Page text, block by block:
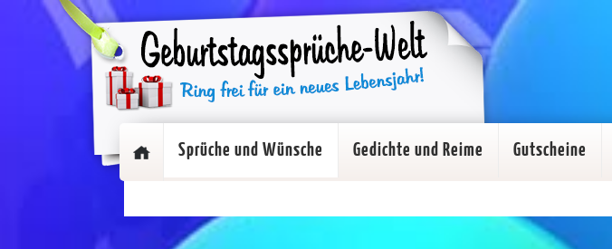
Sprüche und Wünsche Gedichte und Reime Gutscheine